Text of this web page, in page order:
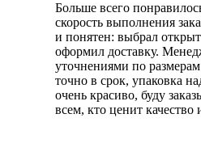
Больше всего
скорость выполнения
и понятен: выбрал
оформил доставку.
уточнениями по
точно в срок, упаковка
очень красиво, буду
всем, кто ценит